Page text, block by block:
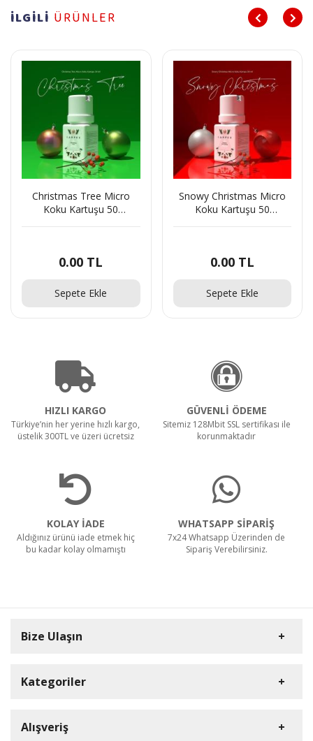
İLGİLİ ÜRÜNLER
Christmas Tree Micro
Koku Kartuşu 50
0.00 TL
Sepete Ekle
Snowy Christmas Micro
Koku Kartuşu 50
0.00TL
Sepete Ekle
HIZLI KARGO
Türkiye’nin her yerine hızlı kargo,
üstelik 300TL ve üzeri ücretsiz
GÜVENLİ ÖDEME
Sitemiz 128Mbit SSL sertifikası ile
korunmaktadır
KOLAY İADE
Aldığınız ürünü iade etmek hiç
bu kadar kolay olmamıştı
WHATSAPP SİPARİŞ
7x24 Whatsapp Üzerinden de
Sipariş Verebilirsiniz.
Bize Ulaşın
Kategoriler
Alışveriş